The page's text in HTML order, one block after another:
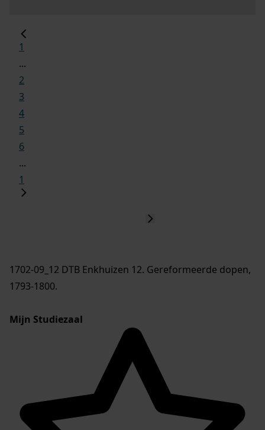
1
...
2
3
4
5
6
...
1
1702-09_12 DTB Enkhuizen 12. Gereformeerde dopen,
1793-1800.
Mijn Studiezaal